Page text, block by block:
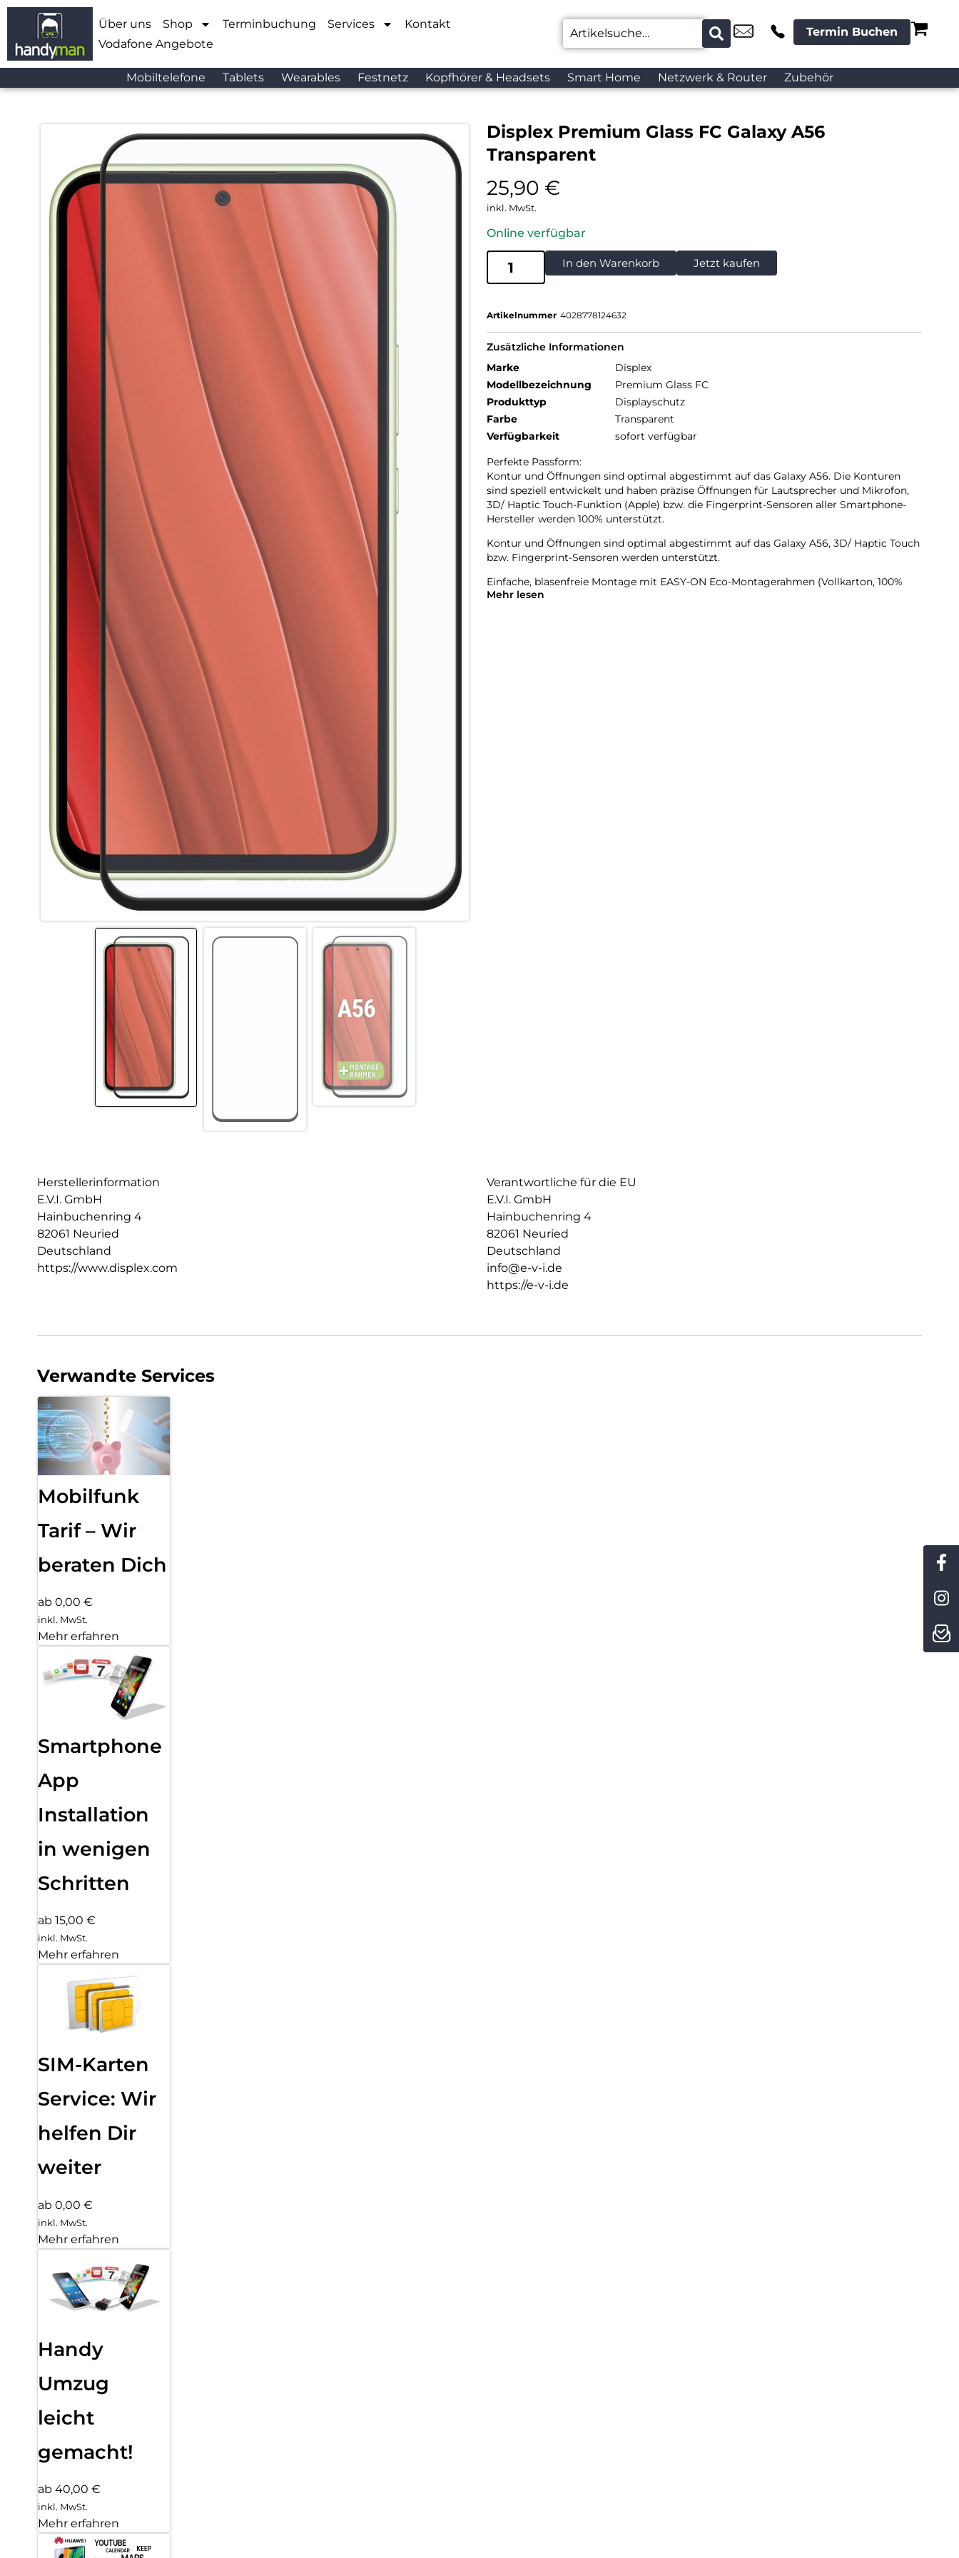
Über uns Shop Terminbuchung Services
Kontakt
Vodafone Angebote
Termin Buchen
Mobiltelefone Tablets Wearables Festnetz Kopfhörer & Headsets Smart Home Netzwerk & Router Zubehör
Displex Premium Glass FC Galaxy A56
Transparent
25,90 €
inkl. MwSt.
Online verfügbar
In den Warenkorb Jetzt kaufen
Artikelnummer 4028778124632
Zusätzliche Informationen
Marke
Displex
Modellbezeichnung
Premium Glass FC
Produkttyp
Displayschutz
Farbe
Transparent
Verfügbarkeit
sofort verfügbar
Perfekte Passform:
Kontur und Öffnungen sind optimal abgestimmt auf das Galaxy A56. Die Konturen
sind speziell entwickelt und haben präzise Öffnungen für Lautsprecher und Mikrofon,
3D/ Haptic Touch-Funktion (Apple) bzw. die Fingerprint-Sensoren aller Smartphone-
Hersteller werden 100% unterstützt.
Kontur und Öffnungen sind optimal abgestimmt auf das Galaxy A56, 3D/ Haptic Touch
bzw. Fingerprint-Sensoren werden unterstützt.
Einfache, blasenfreie Montage mit EASY-ON Eco-Montagerahmen (Vollkarton, 100%
recyclebar).
Mehr lesen
Herstellerinformation
E.V.I. GmbH
Hainbuchenring 4
82061 Neuried
Deutschland
https://www.displex.com
Verantwortliche für die EU
E.V.I. GmbH
Hainbuchenring 4
82061 Neuried
Deutschland
info@e-v-i.de
https://e-v-i.de
Verwandte Services
Mobilfunk
Tarif – Wir
beraten Dich
ab 0,00 €
inkl. MwSt.
Mehr erfahren
Smartphone
App
Installation
in wenigen
Schritten
ab 15,00 €
inkl. MwSt.
Mehr erfahren
SIM-Karten
Service: Wir
helfen Dir
weiter
ab 0,00 €
inkl. MwSt.
Mehr erfahren
Handy
Umzug
leicht
gemacht!
ab 40,00 €
inkl. MwSt.
Mehr erfahren